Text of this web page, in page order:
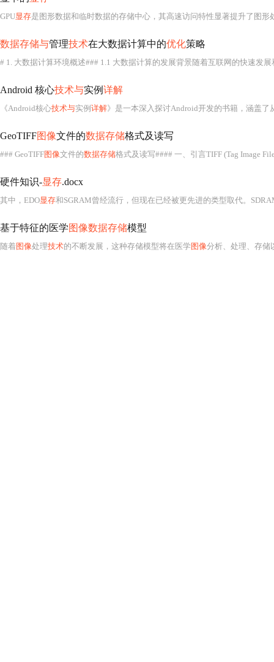
GPU显存是图形数据和临时数据的存储中心，其高速访问特性显著提升了图形
数据存储与管理技术在大数据计算中的优化策略
Android 核心技术与实例详解
《Android核心技术与实例 详解》是一本深入探讨Android开发的书籍，涵盖了
GeoTIFF图像文件的数据存储格式及读写
### GeoTIFF图像文件的数据存储格式及读写#### 一、引言TIFF (Tag Image
硬件知识-显存.docx
其中，EDO显存和SGRAM曾经流行，但现在已经被更先进的类型取代。
基于特征的医学图像数据存储模型
随着图像处理技术的不断发展，这种存储模型将在医学图像分析、处理、存储